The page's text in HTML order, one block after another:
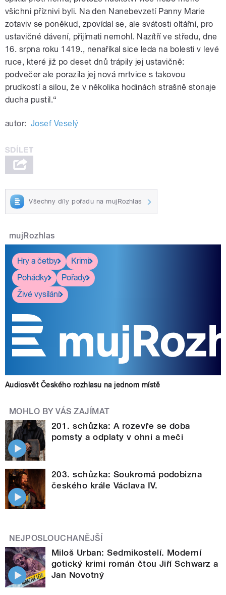
všichni příznivi byli. Na den Nanebevzetí Panny Marie
zotaviv se poněkud, zpovídal se, ale svátosti oltářní, pro
ustavičné dávení, přijímati nemohl. Nazítří ve středu, dne
16. srpna roku 1419., nenaříkal sice leda na bolesti v levé
ruce, které již po deset dnů trápily jej ustavičně:
podvečer ale porazila jej nová mrtvice s takovou
prudkostí a silou, že v několika hodinách strašně stonaje
ducha pustil.“
autor: Josef Veselý
Všechny díly pořadu na mujRozhlas
mujRozhlas
Hry a četby
Krimi
Pohádky
Pořady
Živé vysílání
Audiosvět Českého rozhlasu na jednom místě
MOHLO BY VÁS ZAJÍMAT
201. schůzka: A rozevře se doba
pomsty a odplaty v ohni a meči
203. schůzka: Soukromá podobizna
českého krále Václava IV.
NEJPOSLOUCHANĚJŠÍ
Miloš Urban: Sedmikostelí. Moderní
gotický krimi román čtou Jiří Schwarz a
Jan Novotný